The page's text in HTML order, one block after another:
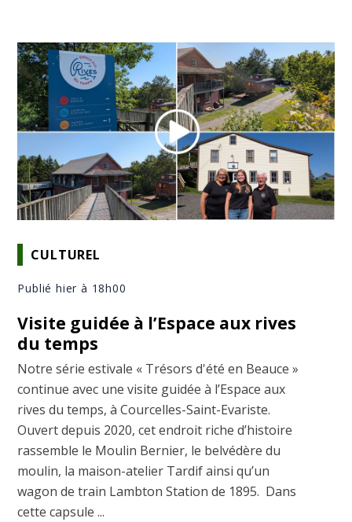
CULTUREL
Publié hier à 18h00
Visite guidée à l’Espace aux rives
du temps
Notre série estivale « Trésors d'été en Beauce »
continue avec une visite guidée à l’Espace aux
rives du temps, à Courcelles-Saint-Evariste.
Ouvert depuis 2020, cet endroit riche d’histoire
rassemble le Moulin Bernier, le belvédère du
moulin, la maison-atelier Tardif ainsi qu’un
wagon de train Lambton Station de 1895. Dans
cette capsule ...